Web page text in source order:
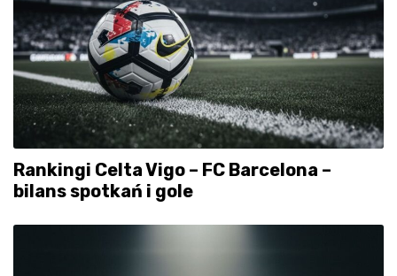
Rankingi Celta Vigo – FC Barcelona –
bilans spotkań i gole